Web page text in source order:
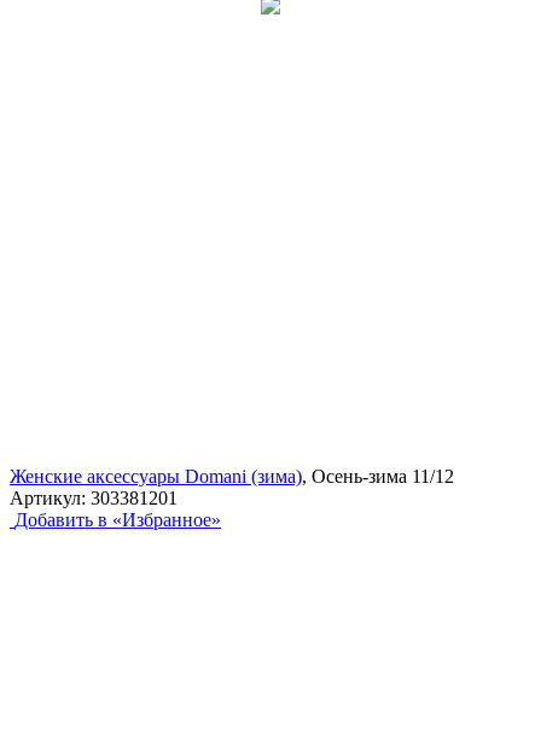
Женские аксессуары Domani (зима), Осень-зима 11/12
Артикул: 303381201
Добавить в «Избранное»